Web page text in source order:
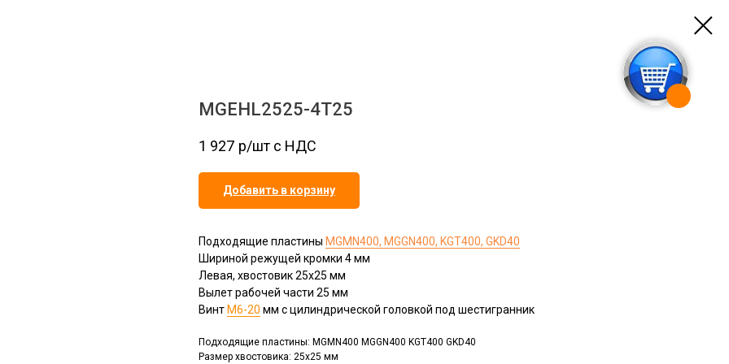
MGEHL2525-4T25
1 927 р/шт c НДС
Добавить в корзину
Подходящие пластины MGMN400, MGGN400, KGT400, GKD40
Шириной режущей кромки 4 мм
Левая, хвостовик 25х25 мм
Вылет рабочей части 25 мм
Винт М6-20 мм с цилиндрической головкой под шестигранник
Подходящие пластины: MGMN400 MGGN400 KGT400 GKD40
Размер хвостовика: 25x25 мм